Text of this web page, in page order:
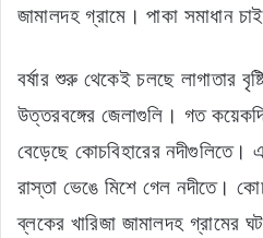
জামালদহ গ্রামে। পাকা সমাধান
বর্ষার শুরু থেকেই চলছে লাগাতার
উত্তরবঙ্গের জেলাগুলি। গত
বেড়েছে কোচবিহারের
রাস্তা ভেঙে মিশে গেল নদীতে।
ব্লকের খারিজা জামালদহ গ্রামের